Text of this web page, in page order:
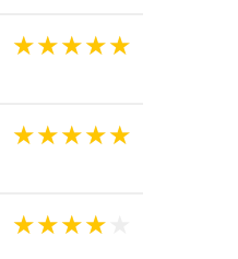
★★★★★
★★★★★
★★★★